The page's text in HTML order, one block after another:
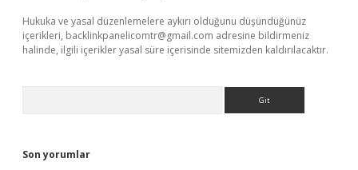
Hukuka ve yasal düzenlemelere aykırı olduğunu düşündüğünüz
içerikleri, backlinkpanelicomtr@gmail.com adresine bildirmeniz
halinde, ilgili içerikler yasal süre içerisinde sitemizden kaldırılacaktır.
Son yorumlar